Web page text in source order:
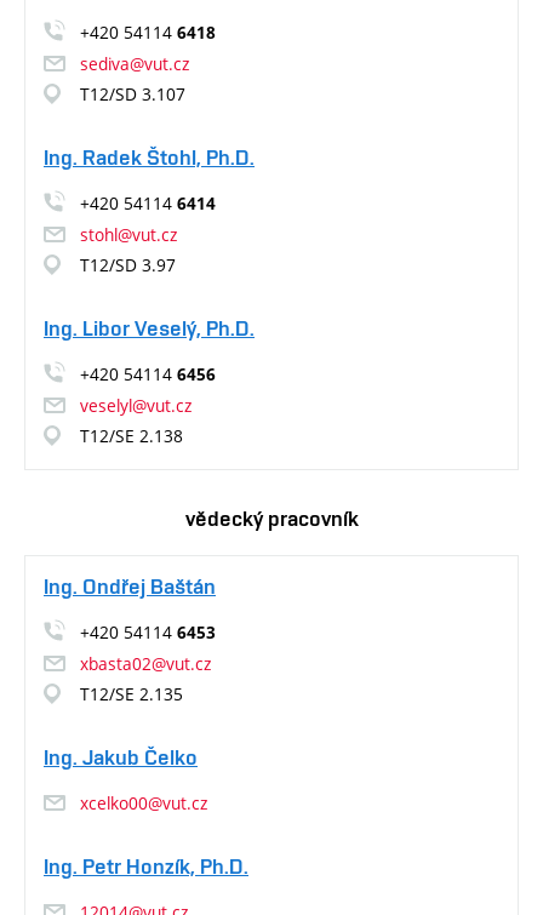
+420 54114 6418
sediva@vut.cz
T12/SD 3.107
Ing. Radek Štohl, Ph.D.
+420 54114 6414
stohl@vut.cz
T12/SD 3.97
Ing. Libor Veselý, Ph.D.
+420 54114 6456
veselyl@vut.cz
T12/SE 2.138
vědecký pracovník
Ing. Ondřej Baštán
+420 54114 6453
xbasta02@vut.cz
T12/SE 2.135
Ing. Jakub Čelko
xcelko00@vut.cz
Ing. Petr Honzík, Ph.D.